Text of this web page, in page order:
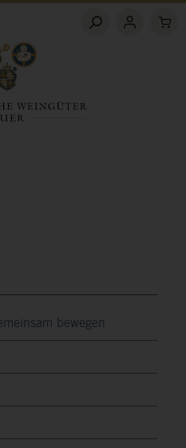
bewegen